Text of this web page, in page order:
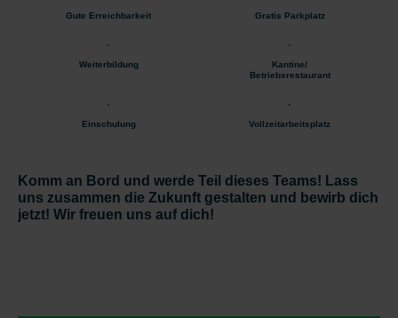
Gute Erreichbarkeit Gratis Parkplatz
Weiterbildung
Kantine/
Betriebsrestaurant
Einschulung Vollzeitarbeitsplatz
Komm an Bord und werde Teil dieses Teams! Lass
uns zusammen die Zukunft gestalten und bewirb dich
jetzt! Wir freuen uns auf dich!